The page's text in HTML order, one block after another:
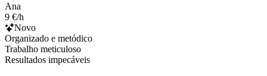
Ana
9 €/h
Novo
Organizado e metódico
Trabalho meticuloso
Resultados impecáveis